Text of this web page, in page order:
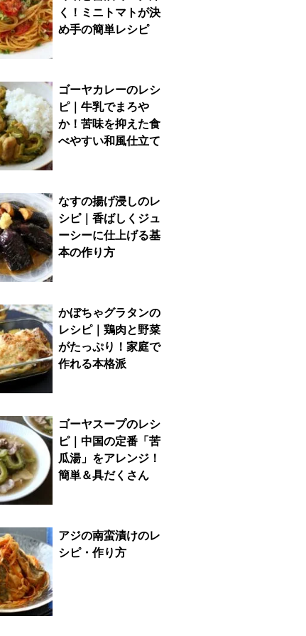
く！ミニトマトが決
め手の簡単レシピ
ゴーヤカレーのレシ
ピ｜牛乳でまろや
か！苦味を抑えた食
べやすい和風仕立て
なすの揚げ浸しのレ
シピ｜香ばしくジュ
ーシーに仕上げる基
本の作り方
かぼちゃグラタンの
レシピ｜鶏肉と野菜
がたっぷり！家庭で
作れる本格派
ゴーヤスープのレシ
ピ｜中国の定番「苦
瓜湯」をアレンジ！
簡単＆具だくさん
アジの南蛮漬けのレ
シピ・作り方